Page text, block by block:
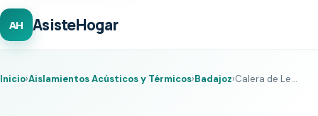
AH AsisteHogar
Inicio›Aislamientos Acústicos y Térmicos›Badajoz› Calera de León